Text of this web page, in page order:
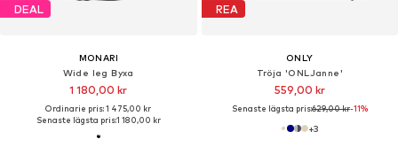
DEAL
MONARI
Wide leg Byxa
1 180,00 kr
Ordinarie pris: 1 475,00 kr
Senaste lägsta pris:1 180,00 kr
REA
ONLY
Tröja 'ONLJanne'
559,00 kr
Senaste lägsta pris:629,00 kr-11%
+3